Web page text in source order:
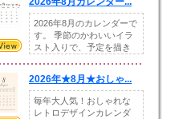
2026年8月のカレンダーで
す。 季節のかわいいイラ
スト入りで、予定を描き
2026年★8月★おしゃ...
毎年大人気！おしゃれな
レトロデザインカレンダ